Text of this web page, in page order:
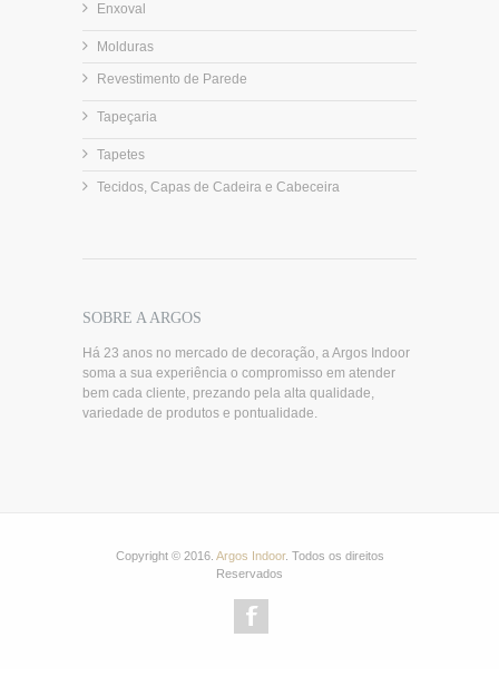
Enxoval
Molduras
Revestimento de Parede
Tapeçaria
Tapetes
Tecidos, Capas de Cadeira e Cabeceira
SOBRE A ARGOS
Há 23 anos no mercado de decoração, a Argos Indoor
soma a sua experiência o compromisso em atender
bem cada cliente, prezando pela alta qualidade,
variedade de produtos e pontualidade.
Copyright © 2016. Argos Indoor. Todos os direitos
Reservados